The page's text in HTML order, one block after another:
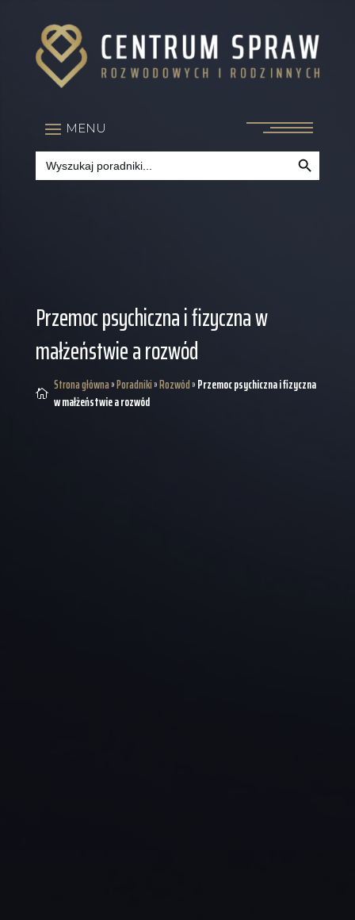
for:
Search Button
Przemoc psychiczna i fizyczna w
małżeństwie a rozwód
 Strona główna»Poradniki»Rozwód»Przemoc psychiczna i fizyczna
w małżeństwie a rozwód